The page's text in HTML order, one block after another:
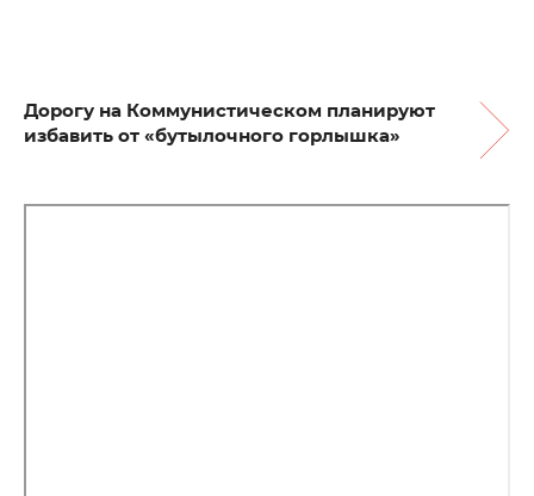
Дорогу на Коммунистическом планируют
избавить от «бутылочного горлышка»